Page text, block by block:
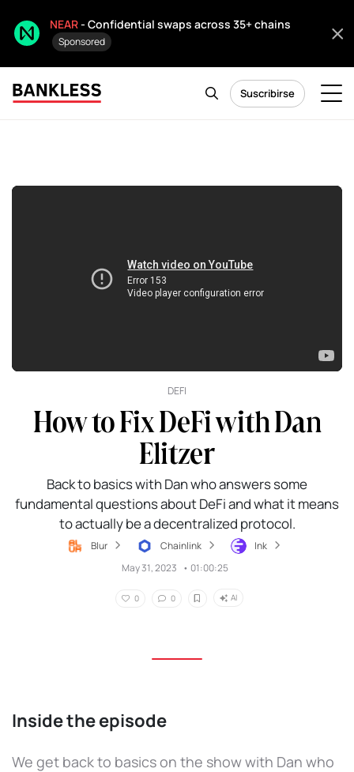
NEAR- Confidential swaps across 35+ chains
Sponsored
Suscribirse
DEFI
How to Fix DeFi with Dan
Elitzer
Back to basics with Dan who answers some
fundamental questions about DeFi and what it means
to actually be a decentralized protocol.
Blur Chainlink
Ink
May 31, 2023 • 01:00:25
0 0 AI
Inside the episode
We get back to basics on the show with Dan who